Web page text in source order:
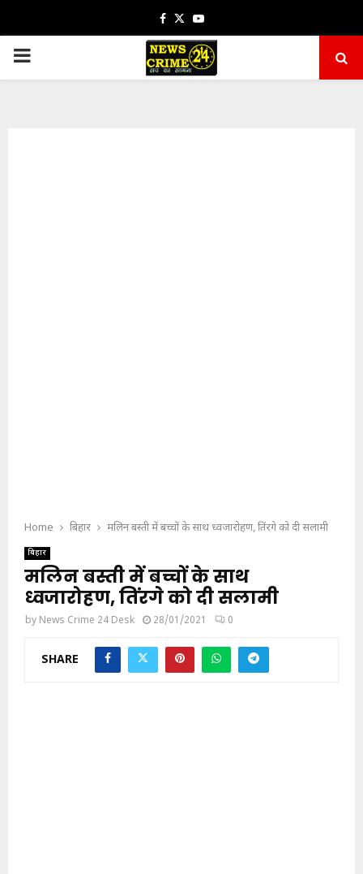
Facebook
TwitterYoutube
PRIMARY
Home बिहार मलिन बस्ती में बच्चों के साथ ध्वजारोहण, तिंरगे को दी सलामी
बिहार
मलिन बस्ती में बच्चों के साथ
ध्वजारोहण, तिंरगे को दी सलामी
by News Crime 24 Desk 28/01/2021 0
SHARE